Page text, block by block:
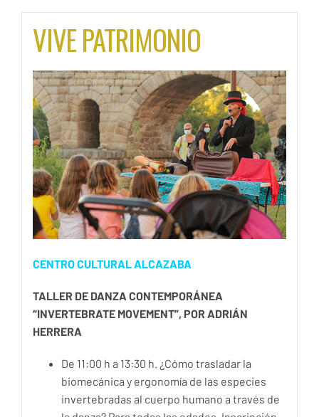
VIVE PATRIMONIO
CENTRO CULTURAL ALCAZABA
TALLER DE DANZA CONTEMPORÁNEA
“INVERTEBRATE MOVEMENT”, POR ADRIÁN
HERRERA
De 11:00 h a 13:30 h. ¿Cómo trasladar la
biomecánica y ergonomía de las especies
invertebradas al cuerpo humano a través de